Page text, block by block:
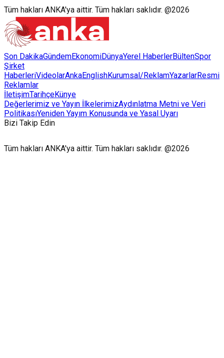
Tüm hakları ANKA'ya aittir. Tüm hakları saklıdır. @2026
Son DakikaGündemEkonomiDünyaYerel HaberlerBültenSpor
Şirket
HaberleriVideolarAnkaEnglishKurumsal/ReklamYazarlarResmi
Reklamlar
İletişimTarihçeKünye
Değerlerimiz ve Yayın İlkelerimizAydınlatma Metni ve Veri
PolitikasıYeniden Yayım Konusunda ve Yasal Uyarı
Bizi Takip Edin
Tüm hakları ANKA'ya aittir. Tüm hakları saklıdır. @2026